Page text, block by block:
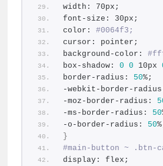
width: 70px;
font-size: 30px;
color: #0064f3;
cursor: pointer;
background-color:
box-shadow: 0 0 10px
border-radius: 50%;
-webkit-border-
-moz-border-radius:
-ms-border-radius: 50
-o-border-radius: 50
}
#main-button ~
display: flex;